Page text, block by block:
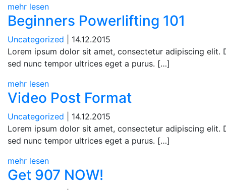
mehr lesen
Beginners Powerlifting 101
Uncategorized | 14.12.2015
Lorem ipsum dolor sit amet, consectetur adipiscing elit.
sed nunc tempor ultrices eget a purus. […]
mehr lesen
Video Post Format
Uncategorized | 14.12.2015
Lorem ipsum dolor sit amet, consectetur adipiscing elit.
sed nunc tempor ultrices eget a purus. […]
mehr lesen
Get 907 NOW!